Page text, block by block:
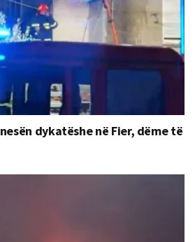
dykatëshe në Fier, dëme të